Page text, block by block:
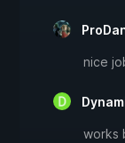
nice
works